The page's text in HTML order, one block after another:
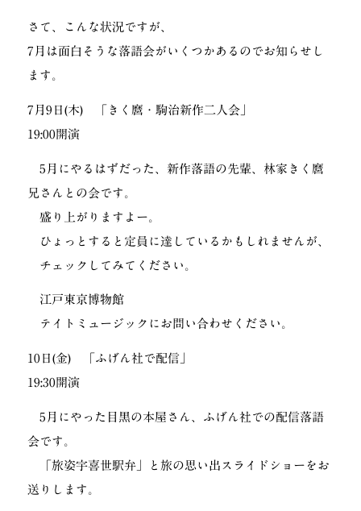
さて、こんな状況ですが、
7月は面白そうな落語会がいくつかあるのでお知らせし
ます。
7月9日(木) 「きく麿・駒治新作二人会」
19:00開演
5月にやるはずだった、新作落語の先輩、林家きく麿
兄さんとの会です。
盛り上がりますよー。
ひょっとすると定員に達しているかもしれませんが、
チェックしてみてください。
江戸東京博物館
テイトミュージックにお問い合わせください。
10日(金) 「ふげん社で配信」
19:30開演
5月にやった目黒の本屋さん、ふげん社での配信落語
会です。
「旅姿宇喜世駅弁」と旅の思い出スライドショーをお
送りします。